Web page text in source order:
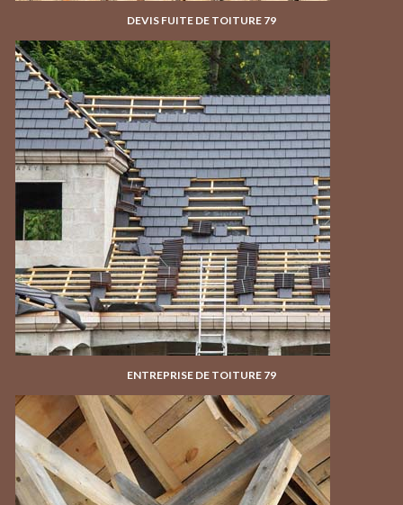
DEVIS FUITE DE TOITURE 79
ENTREPRISE DE TOITURE 79